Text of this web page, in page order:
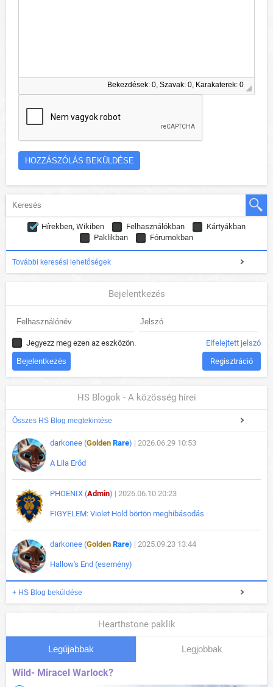
Bekezdések: 0, Szavak: 0, Karakaterek: 0
Hírekben, Wikiben Felhasználókban
Kártyákban
Paklikban
Fórumokban
További keresési lehetőségek
Bejelentkezés
Jegyezz meg ezen az eszközön. Elfelejtett jelszó
Regisztráció
HS Blogok - A közösség hírei
Összes HS Blog megtekintése
darkonee (Golden Rare) | 2026.06.29 10:53
A Lila Erőd
PHOENIX (Admin) | 2026.06.10 20:23
FIGYELEM: Violet Hold börtön meghibásodás
darkonee (Golden Rare) | 2025.09.23 13:44
Hallow's End (esemény)
+ HS Blog beküldése
Hearthstone paklik
Legújabbak Legjobbak
Wild- Miracel Warlock?